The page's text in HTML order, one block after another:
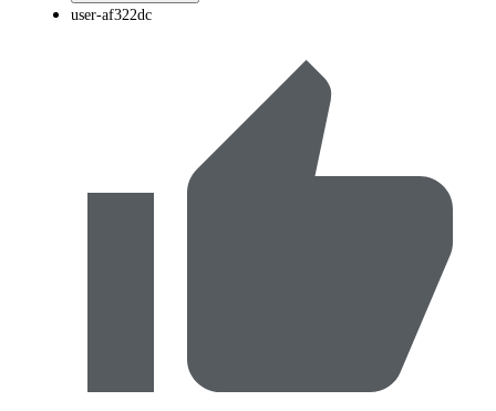
user-af322dc